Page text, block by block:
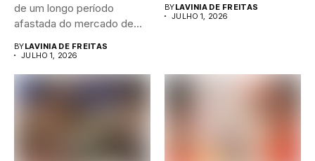
de um longo período
afastada do mercado de...
BYLAVINIA DE FREITAS
JULHO 1, 2026
BYLAVINIA DE FREITAS
JULHO 1, 2026